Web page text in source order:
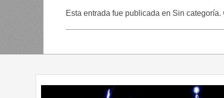
Esta entrada fue publicada en Sin categoría.